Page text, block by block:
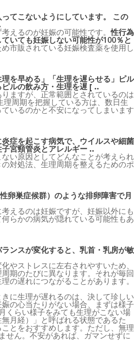
てこないようにしています。 この
えるのが妊娠の可能性です。性行為
いても妊娠しない可能性が100％と
市販されている妊娠検査薬を使用し
を早める」「生理を遅らせる」ピル
ルの飲み方・生理を遅 [ ..
ますが、正常範囲とされているのは
理周期を把握している方は、数日生
いるのかと不安になってしまいます
症を起こす病気で、ウイルスや細菌
宮頸管炎とアレルギー ..
い原因としてどんなことが考えられ
対処法、生理周期を整えるためのポ
卵巣症候群）のような排卵障害で月
えるのは妊娠ですが、妊娠以外にも
らかの病気が隠れている可能性もあ
ンスが変化すると、乳首・乳房が敏
やストレスに左右されやすいため、
期のたびに異なります。それが毎回
の遅れにつながることがあります。
に生理が遅れるのは、決して珍しい
の心当たりがない場合、まずは様子
くらい様子をみても生理がこない場
月経）」と呼ばれる状態であるた
とをおすすめします。ただし、無理
せん。不安があれば、ガマンせずに